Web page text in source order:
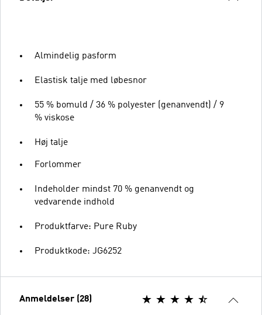
Almindelig pasform
Elastisk talje med løbesnor
55 % bomuld / 36 % polyester (genanvendt) / 9
% viskose
Høj talje
Forlommer
Indeholder mindst 70 % genanvendt og
vedvarende indhold
Produktfarve: Pure Ruby
Produktkode: JG6252
Anmeldelser (28)